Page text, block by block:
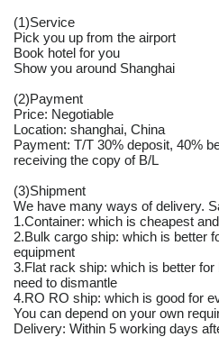
(1)Service
Pick you up from the airport
Book hotel for you
Show you around Shanghai
(2)Payment
Price: Negotiable
Location: shanghai, China
Payment: T/T 30% deposit, 40%
receiving the copy of B/L
(3)Shipment
We have many ways of delivery.
1.Container: which is cheapest
2.Bulk cargo ship: which is better
equipment
3.Flat rack ship: which is better
need to dismantle
4.RO RO ship: which is good for
You can depend on your own
Delivery: Within 5 working days